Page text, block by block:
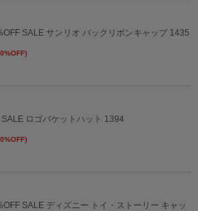
SALE サンリオ バックリボンキャップ 1435
ロゴバケットハット 1394
SALE ディズニー トイ・ストーリー キャッ